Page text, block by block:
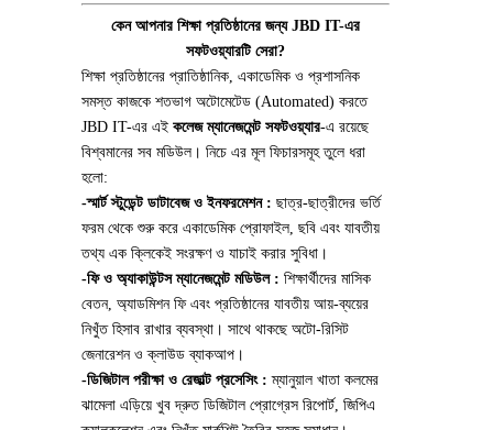
কেন আপনার শিক্ষা প্রতিষ্ঠানের জন্য JBD IT-এর
সফটওয়্যারটি সেরা?
শিক্ষা প্রতিষ্ঠানের প্রাতিষ্ঠানিক, একাডেমিক ও প্রশাসনিক
সমস্ত কাজকে শতভাগ অটোমেটেড (Automated) করতে
JBD IT-এর এই কলেজ ম্যানেজমেন্ট সফটওয়্যার-এ রয়েছে
বিশ্বমানের সব মডিউল। নিচে এর মূল ফিচারসমূহ তুলে ধরা
হলো:
-স্মার্ট স্টুডেন্ট ডাটাবেজ ও ইনফরমেশন : ছাত্র-ছাত্রীদের ভর্তি
ফরম থেকে শুরু করে একাডেমিক প্রোফাইল, ছবি এবং যাবতীয়
তথ্য এক ক্লিকেই সংরক্ষণ ও যাচাই করার সুবিধা।
-ফি ও অ্যাকাউন্টস ম্যানেজমেন্ট মডিউল : শিক্ষার্থীদের মাসিক
বেতন, অ্যাডমিশন ফি এবং প্রতিষ্ঠানের যাবতীয় আয়-ব্যয়ের
নিখুঁত হিসাব রাখার ব্যবস্থা। সাথে থাকছে অটো-রিসিট
জেনারেশন ও ক্লাউড ব্যাকআপ।
-ডিজিটাল পরীক্ষা ও রেজাল্ট প্রসেসিং :ম্যানুয়াল খাতা কলমের
ঝামেলা এড়িয়ে খুব দ্রুত ডিজিটাল প্রোগ্রেস রিপোর্ট, জিপিএ